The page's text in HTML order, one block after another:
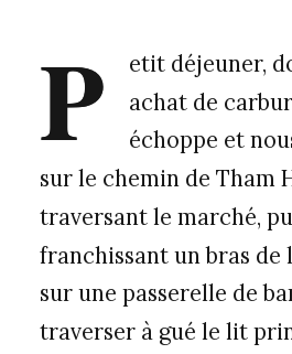
P
etit déjeuner,
achat de
échoppe et
sur le chemin de Tham
traversant le marché,
franchissant un bras de
sur une passerelle de
traverser à gué le lit